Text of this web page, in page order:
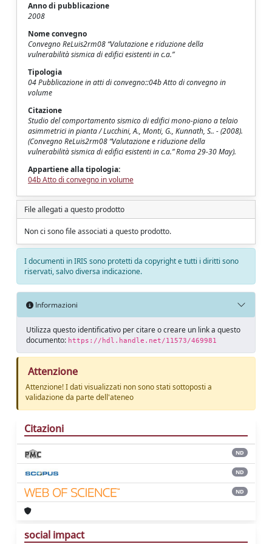
Anno di pubblicazione
2008
Nome convegno
Convegno ReLuis2rm08 “Valutazione e riduzione della
vulnerabilità sismica di edifici esistenti in c.a.”
Tipologia
04 Pubblicazione in atti di convegno::04b Atto di convegno in
volume
Citazione
Studio del comportamento sismico di edifici mono-piano a telaio
asimmetrici in pianta / Lucchini, A., Monti, G., Kunnath, S.. - (2008).
(Convegno ReLuis2rm08 “Valutazione e riduzione della
vulnerabilità sismica di edifici esistenti in c.a.” Roma 29-30 May).
Appartiene alla tipologia:
04b Atto di convegno in volume
File allegati a questo prodotto
Non ci sono file associati a questo prodotto.
I documenti in IRIS sono protetti da copyright e tutti i diritti sono
riservati, salvo diversa indicazione.
Informazioni
Utilizza questo identificativo per citare o creare un link a questo
documento: https://hdl.handle.net/11573/469981
Attenzione
Attenzione! I dati visualizzati non sono stati sottoposti a
validazione da parte dell'ateneo
Citazioni
ND
ND
ND
social impact